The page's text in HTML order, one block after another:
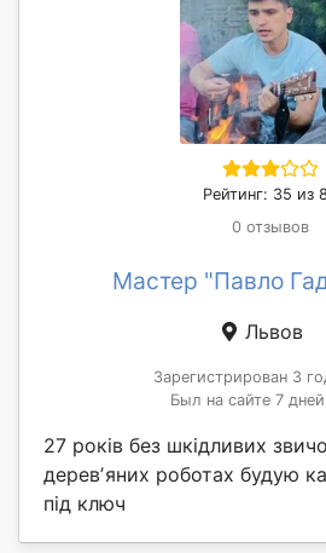
Рейтинг: 35 из
0 отзывов
Мастер "Павло
Львов
Зарегистрирован 3
Был на сайте 7
27 років без шкідливих
деревʼяних роботах будую
під ключ